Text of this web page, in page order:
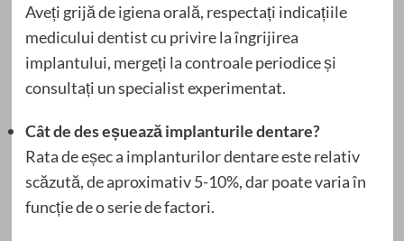
Aveți grijă de igiena orală, respectați indicațiile
medicului dentist cu privire la îngrijirea
implantului, mergeți la controale periodice și
consultați un specialist experimentat.
Cât de des eșuează implanturile dentare?
Rata de eșec a implanturilor dentare este relativ
scăzută, de aproximativ 5-10%, dar poate varia în
funcție de o serie de factori.